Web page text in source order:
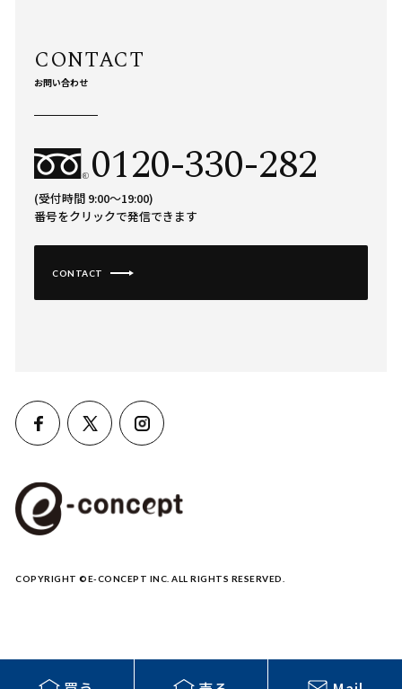
お問い合わせ
0120-330-282
(受付時間 9:00〜19:00)
番号をクリックで発信できます
CONTACT
COPYRIGHT ©E-CONCEPT INC. ALL RIGHTS RESERVED.